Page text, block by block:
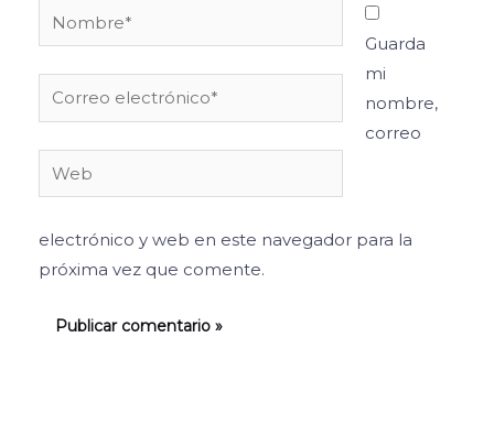
Nombre*
Correo
electrónico*
Web
Guarda
mi
nombre,
correo
electrónico y web en este navegador para la
próxima vez que comente.